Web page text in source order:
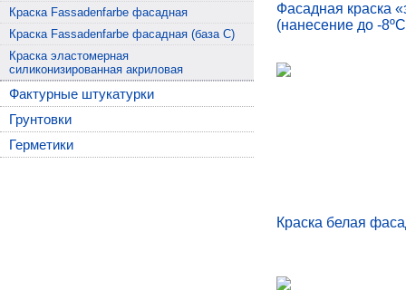
Краска Fassadenfarbe фасадная
Краска Fassadenfarbe фасадная (база C)
Краска эластомерная
силиконизированная акриловая
Фактурные штукатурки
Грунтовки
Герметики
Фасадная краска
(нанесение до -
Краска белая